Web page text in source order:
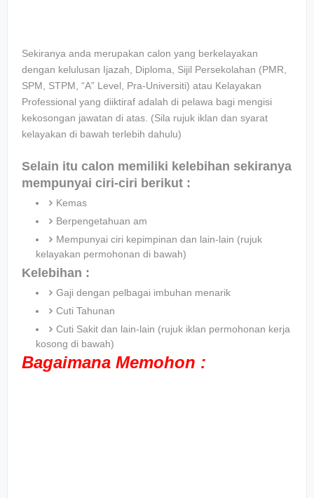
Sekiranya anda merupakan calon yang berkelayakan
dengan kelulusan Ijazah, Diploma, Sijil Persekolahan (PMR,
SPM, STPM, “A” Level, Pra-Universiti) atau Kelayakan
Professional yang diiktiraf adalah di pelawa bagi mengisi
kekosongan jawatan di atas. (Sila rujuk iklan dan syarat
kelayakan di bawah terlebih dahulu)
Selain itu calon memiliki kelebihan sekiranya
mempunyai ciri-ciri berikut :
Kemas
Berpengetahuan am
Mempunyai ciri kepimpinan dan lain-lain (rujuk
kelayakan permohonan di bawah)
Kelebihan :
Gaji dengan pelbagai imbuhan menarik
Cuti Tahunan
Cuti Sakit dan lain-lain (rujuk iklan permohonan kerja
kosong di bawah)
Bagaimana Memohon :